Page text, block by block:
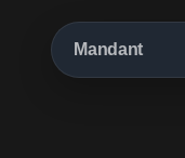
Mandant